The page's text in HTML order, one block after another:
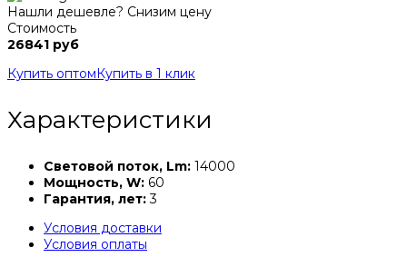
Нашли дешевле? Снизим цену
Стоимость
26841 руб
Купить оптом Купить в 1 клик
Характеристики
Световой поток, Lm: 14000
Мощность, W: 60
Гарантия, лет:3
Условия доставки
Условия оплаты